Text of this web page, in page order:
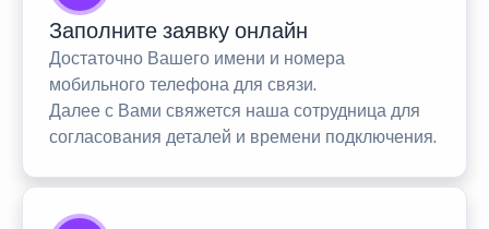
Заполните заявку онлайн
Достаточно Вашего имени и номера
мобильного телефона для связи.
Далее с Вами свяжется наша сотрудница для
согласования деталей и времени подключения.